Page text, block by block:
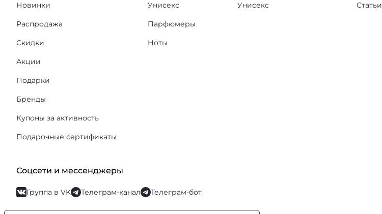
Новинки
Распродажа
Скидки
Акции
Подарки
Бренды
Купоны за активность
Подарочные сертификаты
Унисекс
Парфюмеры
Ноты
Унисекс Статьи
Соцсети и мессенджеры
Группа в VK Телеграм-канал Телеграм-бот